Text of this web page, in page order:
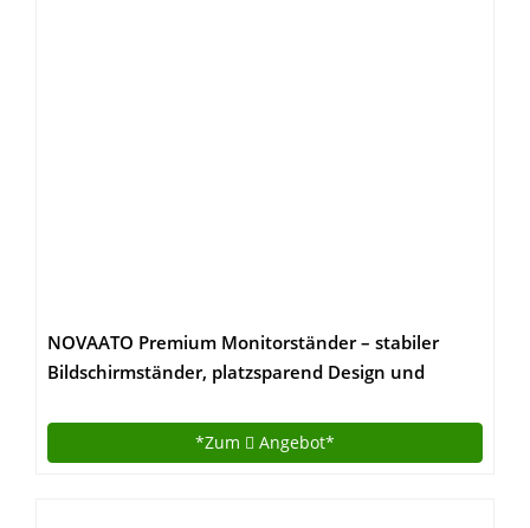
NOVAATO Premium Monitorständer – stabiler
Bildschirmständer, platzsparend Design und
Höhe
*Zum Angebot*